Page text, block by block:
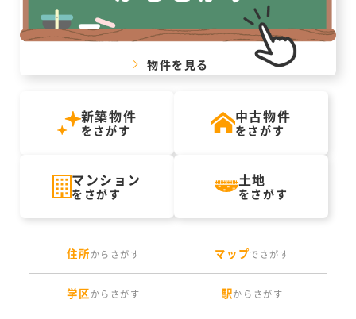
物件を見る
新築物件
をさがす
中古物件
をさがす
マンション
をさがす
土地
をさがす
住所からさがす マップでさがす
学区からさがす 駅からさがす